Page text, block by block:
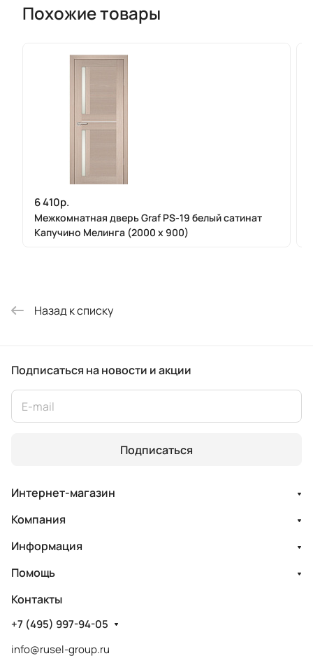
Похожие товары
6 410р.
Межкомнатная дверь Graf PS-19 белый сатинат
Капучино Мелинга (2000 х 900)
Назад к списку
Подписаться на новости и акции
Подписаться
Интернет-магазин
Компания
Информация
Помощь
Контакты
+7 (495) 997-94-05
info@rusel-group.ru